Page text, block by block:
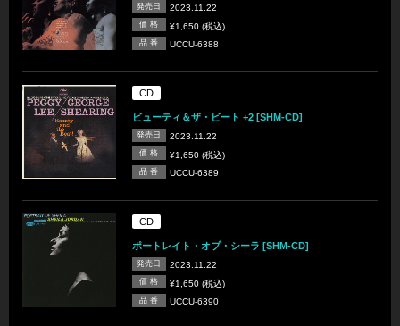
発売日 2023.11.22
価 格 ¥1,650 (税込)
品 番 UCCU-6388
CD
ビューティ＆ザ・ビート +2 [SHM-CD]
発売日 2023.11.22
価 格 ¥1,650 (税込)
品 番 UCCU-6389
CD
ポートレイト・オブ・シーラ [SHM-CD]
発売日 2023.11.22
価 格 ¥1,650 (税込)
品 番 UCCU-6390